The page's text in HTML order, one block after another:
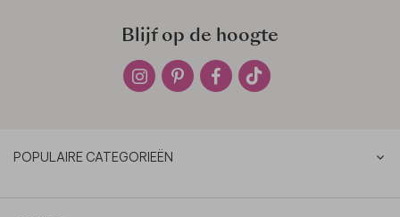
Blijf op de hoogte
POPULAIRE CATEGORIEËN